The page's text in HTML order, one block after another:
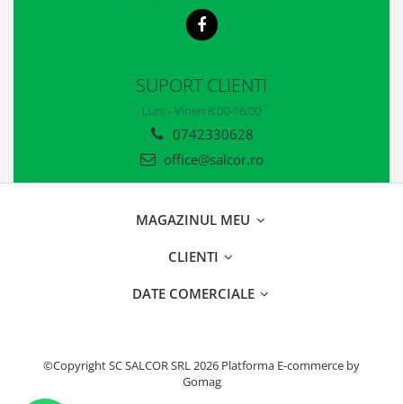
SUPORT CLIENTI
Luni - Vineri 8:00-16:00
0742330628
office@salcor.ro
MAGAZINUL MEU
CLIENTI
DATE COMERCIALE
©Copyright SC SALCOR SRL 2026 Platforma E-commerce by
Gomag